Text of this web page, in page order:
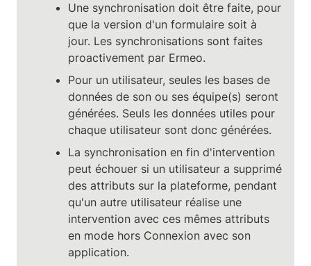
Une synchronisation doit être faite, pour
que la version d'un formulaire soit à
jour. Les synchronisations sont faites
proactivement par Ermeo.
Pour un utilisateur, seules les bases de
données de son ou ses équipe(s) seront
générées. Seuls les données utiles pour
chaque utilisateur sont donc générées.
La synchronisation en fin d'intervention
peut échouer si un utilisateur a supprimé
des attributs sur la plateforme, pendant
qu'un autre utilisateur réalise une
intervention avec ces mêmes attributs
en mode hors Connexion avec son
application.